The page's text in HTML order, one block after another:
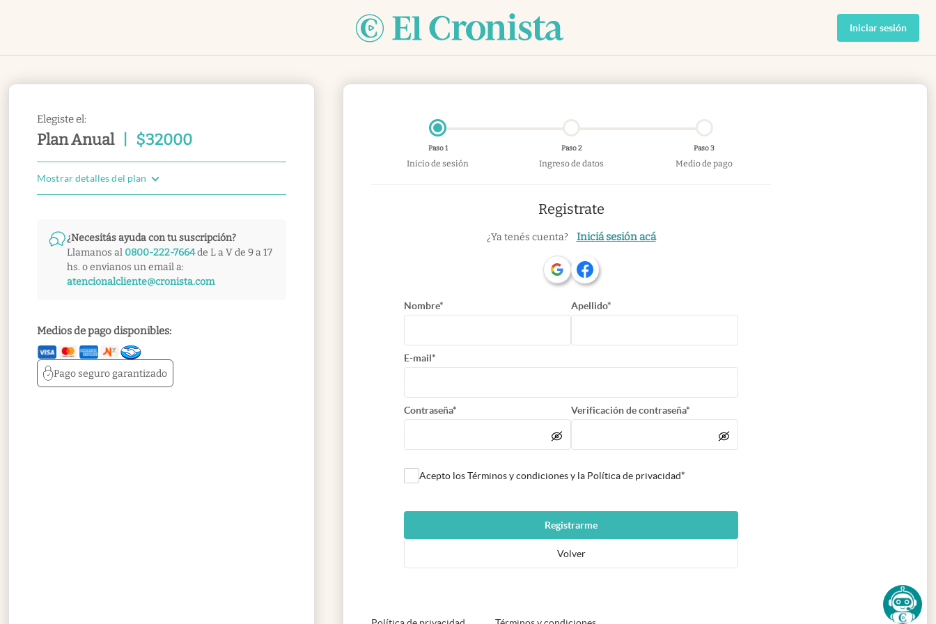
Iniciar sesión
Elegiste el:
Plan Anual $32000
Mostrar detalles del plan
¿Necesitás ayuda con tu suscripción?
Llamanos al 0800-222-7664de L a V de 9 a 17
hs. o envianos un email a:
atencionalcliente@cronista.com
Medios de pago disponibles:
Pago segurogarantizado
Paso 1
Inicio de sesión
Paso 2
Ingreso de datos
Paso 3
Medio de pago
Registrate
¿Ya tenés cuenta? Iniciá sesión acá
Nombre* Apellido*
E-mail*
Contraseña* Verificación de contraseña*
Acepto los Términos y condiciones y la Política de privacidad*
Registrarme
Volver